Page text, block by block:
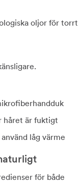
oljor för torrt
håret är fuktigt
låg värme
för både